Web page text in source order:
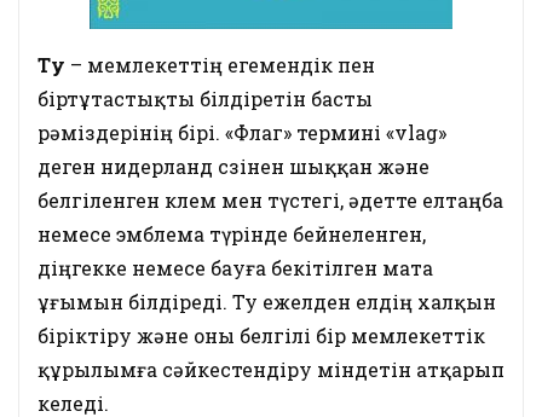
Ту – мемлекеттің егемендік пен
біртұтастықты білдіретін басты
рәміздерінің бірі. «Флаг» термині «vlag»
деген нидерланд сөзінен шыққан және
белгіленген көлем мен түстегі, әдетте елтаңба
немесе эмблема түрінде бейнеленген,
діңгекке немесе бауға бекітілген мата
ұғымын білдіреді. Ту ежелден елдің халқын
біріктіру және оны белгілі бір мемлекеттік
құрылымға сәйкестендіру міндетін атқарып
келеді.